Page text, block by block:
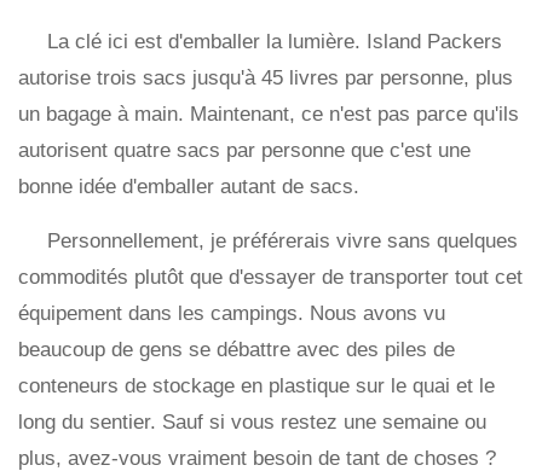
La clé ici est d'emballer la lumière. Island Packers
autorise trois sacs jusqu'à 45 livres par personne, plus
un bagage à main. Maintenant, ce n'est pas parce qu'ils
autorisent quatre sacs par personne que c'est une
bonne idée d'emballer autant de sacs.
Personnellement, je préférerais vivre sans quelques
commodités plutôt que d'essayer de transporter tout cet
équipement dans les campings. Nous avons vu
beaucoup de gens se débattre avec des piles de
conteneurs de stockage en plastique sur le quai et le
long du sentier. Sauf si vous restez une semaine ou
plus, avez-vous vraiment besoin de tant de choses ?